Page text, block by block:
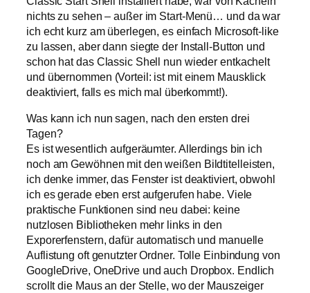
nichts zu sehen – außer im Start-Menü… und da war
ich echt kurz am überlegen, es einfach Microsoft-like
zu lassen, aber dann siegte der Install-Button und
schon hat das Classic Shell nun wieder entkachelt
und übernommen (Vorteil: ist mit einem Mausklick
deaktiviert, falls es mich mal überkommt!).
Was kann ich nun sagen, nach den ersten drei
Tagen?
Es ist wesentlich aufgeräumter. Allerdings bin ich
noch am Gewöhnen mit den weißen Bildtitelleisten,
ich denke immer, das Fenster ist deaktiviert, obwohl
ich es gerade eben erst aufgerufen habe. Viele
praktische Funktionen sind neu dabei: keine
nutzlosen Bibliotheken mehr links in den
Exporerfenstern, dafür automatisch und manuelle
Auflistung oft genutzter Ordner. Tolle Einbindung von
GoogleDrive, OneDrive und auch Dropbox. Endlich
scrollt die Maus an der Stelle, wo der Mauszeiger